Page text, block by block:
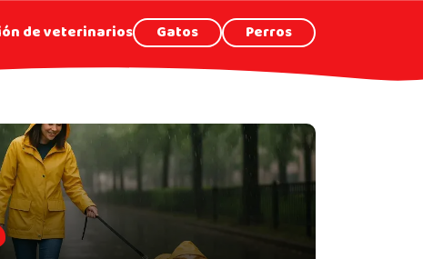
de veterinarios Gatos Perros